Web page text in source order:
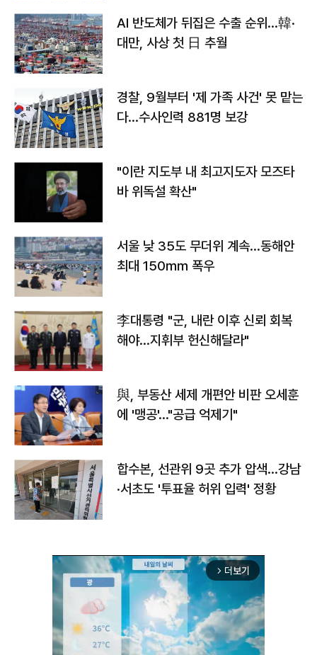
AI 반도체가 뒤집은 수출 순위…韓·
대만, 사상 첫 日 추월
경찰, 9월부터 '제 가족 사건' 못 맡는
다…수사인력 881명 보강
"이란 지도부 내 최고지도자 모즈타
바 위독설 확산"
서울 낮 35도 무더위 계속…동해안
최대 150㎜ 폭우
李대통령 "군, 내란 이후 신뢰 회복
해야…지휘부 헌신해달라"
與, 부동산 세제 개편안 비판 오세훈
에 '맹공'…"공급 억제기"
합수본, 선관위 9곳 추가 압색…강남
·서초도 '투표율 허위 입력' 정황
arrow_forward_ios 더보기